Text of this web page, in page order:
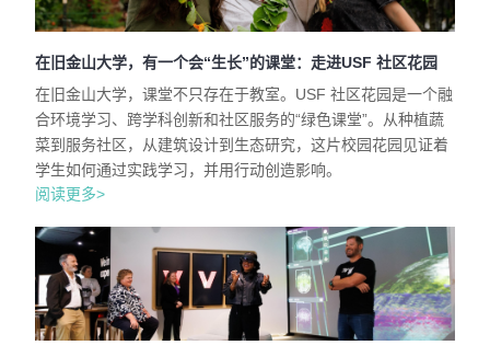
在旧金山大学，有一个会“生长”的课堂：走进USF 社区花园
在旧金山大学，课堂不只存在于教室。USF 社区花园是一个融
合环境学习、跨学科创新和社区服务的“绿色课堂”。从种植蔬
菜到服务社区，从建筑设计到生态研究，这片校园花园见证着
学生如何通过实践学习，并用行动创造影响。
阅读更多>